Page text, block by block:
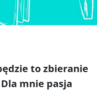
to zbieranie
mnie pasja